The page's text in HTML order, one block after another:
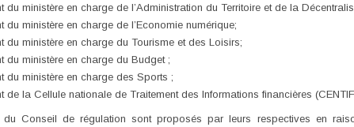
du ministère en charge de l’Administration du Territoire et de la
du ministère en charge de l’Economie numérique;
du ministère en charge du Tourisme et des Loisirs;
du ministère en charge du Budget ;
du ministère en charge des Sports ;
de la Cellule nationale de Traitement des Informations financières
du Conseil de régulation sont proposés par leurs respectives en